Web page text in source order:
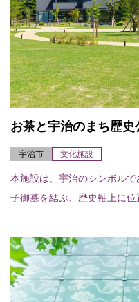
お茶と宇治のまち歴史
宇治市 文化施設
本施設は、宇治のシンボル
子御墓を結ぶ、歴史軸上に
は、宇治の時の流れを...